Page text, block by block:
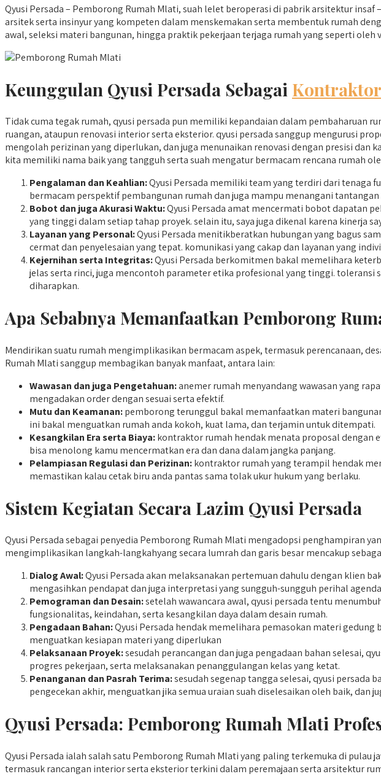
Qyusi Persada – Pemborong Rumah Mlati, suah lelet beroperasi di pabrik arsitektur
arsitek serta insinyur yang kompeten dalam menskemakan serta membentuk rumah
awal, seleksi materi bangunan, hingga praktik pekerjaan terjaga rumah yang seperti oleh
Keunggulan Qyusi Persada Sebagai
Tidak cuma tegak rumah, qyusi persada pun memiliki kepandaian dalam pembaharuan
ruangan, ataupun renovasi interior serta eksterior. qyusi persada sanggup mengurusi
mengolah perizinan yang diperlukan, dan juga menunaikan renovasi dengan presisi
kita memiliki nama baik yang tangguh serta suah mengatur bermacam rencana rumah
Pengalaman dan Keahlian:Qyusi Persada memiliki team yang terdiri dari tenaga
bermacam perspektif pembangunan rumah dan juga mampu menangani
Bobot dan juga Akurasi Waktu:Qyusi Persada amat mencermati bobot dapatan
yang tinggi dalam setiap tahap proyek. selain itu, saya juga dikenal karena kinerja
Layanan yang Personal:Qyusi Persada menitikberatkan hubungan yang bagus
cermat dan penyelesaian yang tepat. komunikasi yang cakap dan layanan yang
Kejernihan serta Integritas:Qyusi Persada berkomitmen bakal memelihara
jelas serta rinci, juga mencontoh parameter etika profesional yang tinggi.
diharapkan.
Apa Sebabnya Memanfaatkan Pemborong
Mendirikan suatu rumah mengimplikasikan bermacam aspek, termasuk perencanaan,
Rumah Mlati sanggup membagikan banyak manfaat, antara lain:
Wawasan dan juga Pengetahuan:anemer rumah menyandang wawasan yang
mengadakan order dengan sesuai serta efektif.
Mutu dan Keamanan:pemborong terunggul bakal memanfaatkan materi
ini bakal menguatkan rumah anda kokoh, kuat lama, dan terjamin untuk ditempati.
Kesangkilan Era serta Biaya:kontraktor rumah hendak menata proposal dengan
bisa menolong kamu mencermatkan era dan dana dalam jangka panjang.
Pelampiasan Regulasi dan Perizinan:kontraktor rumah yang terampil hendak
memastikan kalau cetak biru anda pantas sama tolak ukur hukum yang berlaku.
Sistem Kegiatan Secara Lazim Qyusi Persada
Qyusi Persada sebagai penyedia Pemborong Rumah Mlati mengadopsi penghampiran
mengimplikasikan langkah-langkahyang secara lumrah dan garis besar mencakup
Dialog Awal:Qyusi Persada akan melaksanakan pertemuan dahulu dengan klien
mengasihkan pendapat dan juga interpretasi yang sungguh-sungguh perihal
Pemograman dan Desain:setelah wawancara awal, qyusi persada tentu
fungsionalitas, keindahan, serta kesangkilan daya dalam desain rumah.
Pengadaan Bahan:Qyusi Persada hendak memelihara pemasokan materi
menguatkan kesiapan materi yang diperlukan
Pelaksanaan Proyek:sesudah perancangan dan juga pengadaan bahan selesai,
progres pekerjaan, serta melaksanakan penanggulangan kelas yang ketat.
Penanganan dan Pasrah Terima:sesudah segenap tangga selesai, qyusi persada
pengecekan akhir, menguatkan jika semua uraian suah diselesaikan oleh baik,
Qyusi Persada: Pemborong Rumah Mlati
Qyusi Persada ialah salah satu Pemborong Rumah Mlati yang paling terkemuka di
termasuk rancangan interior serta eksterior terkini dalam peremajaan serta arsitektur